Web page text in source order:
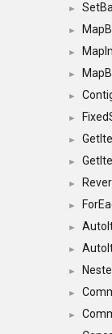
►
►
►
►
►
►
►
►
►
►
►
►
►
►
►